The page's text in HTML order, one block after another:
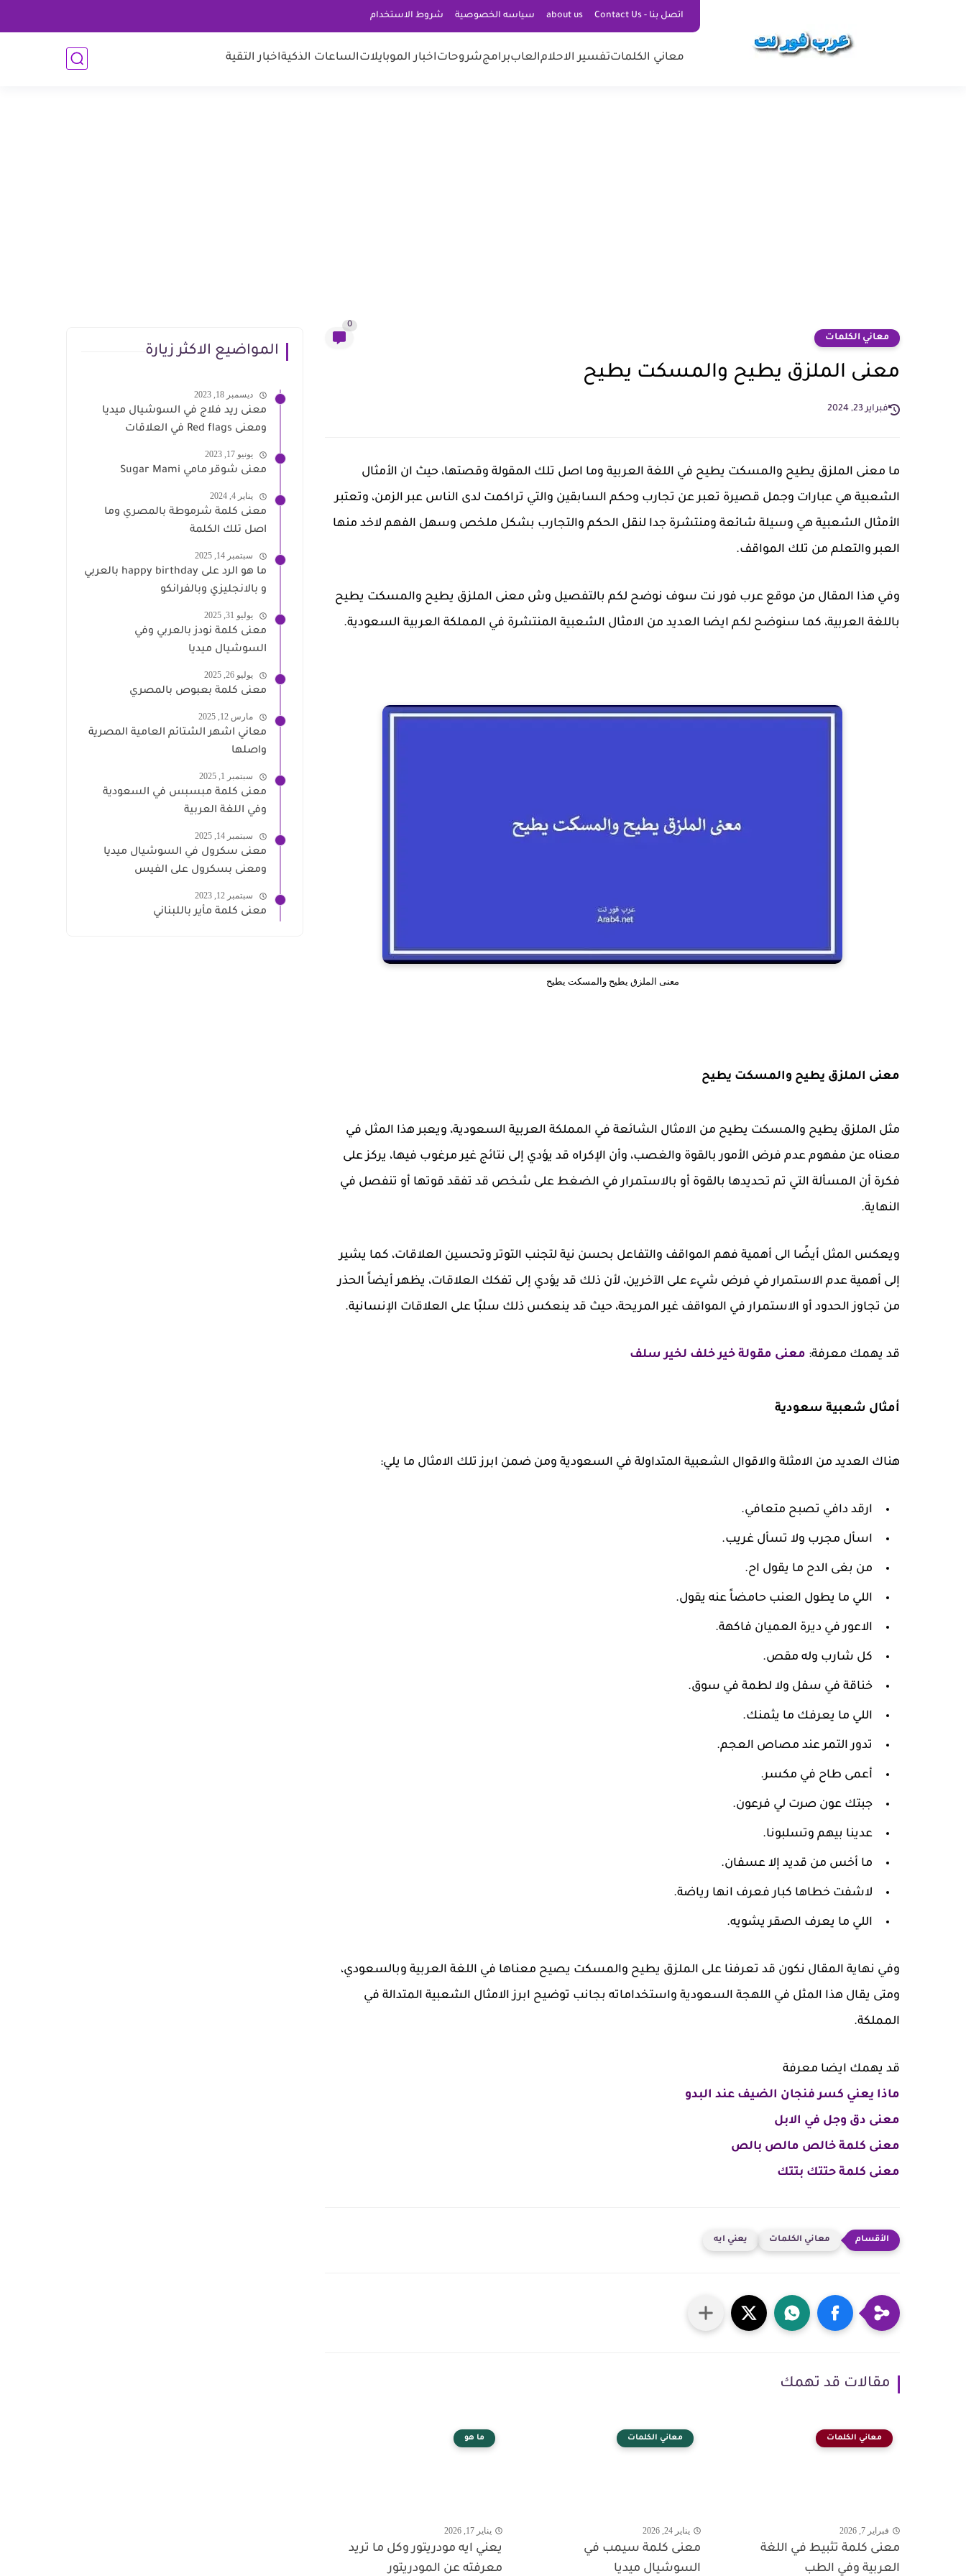
اتصل بنا - Contact Us about us سياسه الخصوصية شروط الاستخدام
معاني الكلماتتفسير الاحلامالعاببرامجشروحاتاخبار الموبايلاتالساعات الذكيةاخبار التقية
معاني الكلمات
0
معنى الملزق يطيح والمسكت يطيح
فبراير 23, 2024
ما معنى الملزق يطيح والمسكت يطيح في اللغة العربية وما اصل تلك المقولة وقصتها، حيث ان الأمثال
الشعبية هي عبارات وجمل قصيرة تعبر عن تجارب وحكم السابقين والتي تراكمت لدى الناس عبر الزمن، وتعتبر
الأمثال الشعبية هي وسيلة شائعة ومنتشرة جدا لنقل الحكم والتجارب بشكل ملخص وسهل الفهم لاخد منها
العبر والتعلم من تلك المواقف.
وفي هذا المقال من موقع عرب فور نت سوف نوضح لكم بالتفصيل وش معنى الملزق يطيح والمسكت يطيح
باللغة العربية، كما سنوضح لكم ايضا العديد من الامثال الشعبية المنتشرة في المملكة العربية السعودية.
معنى الملزق يطيح والمسكت يطيح
معنى الملزق يطيح والمسكت يطيح
مثل الملزق يطيح والمسكت يطيح من الامثال الشائعة في المملكة العربية السعودية، ويعبر هذا المثل في
معناه عن مفهوم عدم فرض الأمور بالقوة والغصب، وأن الإكراه قد يؤدي إلى نتائج غير مرغوب فيها، يركز على
فكرة أن المسألة التي تم تحديدها بالقوة أو بالاستمرار في الضغط على شخص قد تفقد قوتها أو تنفصل في
النهاية.
ويعكس المثل أيضًا الى أهمية فهم المواقف والتفاعل بحسن نية لتجنب التوتر وتحسين العلاقات، كما يشير
إلى أهمية عدم الاستمرار في فرض شيء على الآخرين، لأن ذلك قد يؤدي إلى تفكك العلاقات، يظهر أيضاً الحذر
من تجاوز الحدود أو الاستمرار في المواقف غير المريحة، حيث قد ينعكس ذلك سلبًا على العلاقات الإنسانية.
قد يهمك معرفة: معنى مقولة خير خلف لخير سلف
أمثال شعبية سعودية
هناك العديد من الامثلة والاقوال الشعبية المتداولة في السعودية ومن ضمن ابرز تلك الامثال ما يلي:
ارقد دافي تصبح متعافي.
اسأل مجرب ولا تسأل غريب.
من بغى الدح ما يقول اح.
اللي ما يطول العنب حامضاً عنه يقول.
الاعور في ديرة العميان فاكهة.
كل شارب وله مقص.
خناقة في سفل ولا لطمة في سوق.
اللي ما يعرفك ما يثمنك.
تدور التمر عند مصاص العجم.
أعمى طاح في مكسر.
جبتك عون صرت لي فرعون.
عدينا بيهم وتسلبونا.
ما أخس من قديد إلا عسفان.
لاشفت خطاها كبار فعرف انها رياضة.
اللي ما يعرف الصقر يشويه.
وفي نهاية المقال نكون قد تعرفنا على الملزق يطيح والمسكت يصيح معناها في اللغة العربية وبالسعودي،
ومتى يقال هذا المثل في اللهجة السعودية واستخداماته بجانب توضيح ابرز الامثال الشعبية المتدالة في
المملكة.
قد يهمك ايضا معرفة
ماذا يعني كسر فنجان الضيف عند البدو
معنى دق وجل في الابل
معنى كلمة خالص مالص بالص
معنى كلمة حتتك بتتك
معاني الكلمات يعني ايه
مقالات قد تهمك
معاني الكلمات
فبراير 7, 2026
معنى كلمة تثبيط في اللغة
العربية وفي الطب
معاني الكلمات
يناير 24, 2026
معنى كلمة سيمب في
السوشيال ميديا
ما هو
يناير 17, 2026
يعني ايه مودريتور وكل ما تريد
معرفته عن المودريتور
المواضيع الاكثر زيارة
ديسمبر 18, 2023
معنى ريد فلاج في السوشيال ميديا
ومعنى Red flags في العلاقات
يونيو 17, 2023
معنى شوقر مامي Sugar Mami
يناير 4, 2024
معنى كلمة شرموطة بالمصري وما
اصل تلك الكلمة
سبتمبر 14, 2025
ما هو الرد على happy birthday بالعربي
و بالانجليزي وبالفرانكو
يوليو 31, 2025
معنى كلمة نودز بالعربي وفي
السوشيال ميديا
يوليو 26, 2025
معنى كلمة بعبوص بالمصري
مارس 12, 2025
معاني اشهر الشتائم العامية المصرية
واصلها
سبتمبر 1, 2025
معنى كلمة مبسبس في السعودية
وفي اللغة العربية
سبتمبر 14, 2025
معنى سكرول في السوشيال ميديا
ومعنى بسكرول على الفيس
سبتمبر 12, 2023
معنى كلمة مأير باللبناني